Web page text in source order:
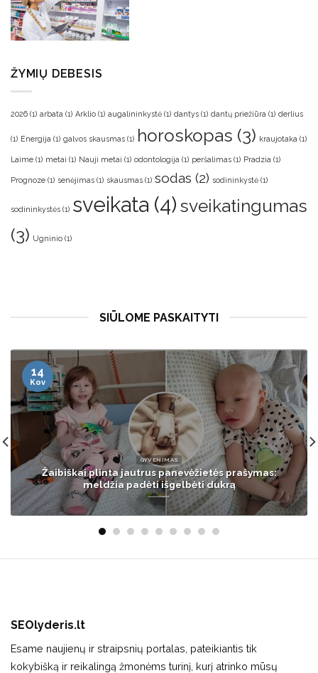
ŽYMIŲ DEBESIS
2026 (1) arbata (1) Arklio (1) augalininkystė (1) dantys (1) dantų priežiūra (1) derlius
(1) Energija (1) galvos skausmas (1) horoskopas (3) kraujotaka (1)
Laime (1) metai (1) Nauji metai (1) odontologija (1) peršalimas (1) Pradzia (1)
Prognoze (1) senėjimas (1) skausmas (1) sodas (2) sodininkystė (1)
sodininkystės (1) sveikata (4) sveikatingumas
(3) Ugninio (1)
SIŪLOME PASKAITYTI
LIETUVA
Šalia Palangos – didžiausios šių metų karinių jūrų
pajėgų pratybos su 6 tūkst. karių
13
Bal
SEOlyderis.lt
Esame naujienų ir straipsnių portalas, pateikiantis tik
kokybišką ir reikalingą žmonėms turinį, kurį atrinko mūsų